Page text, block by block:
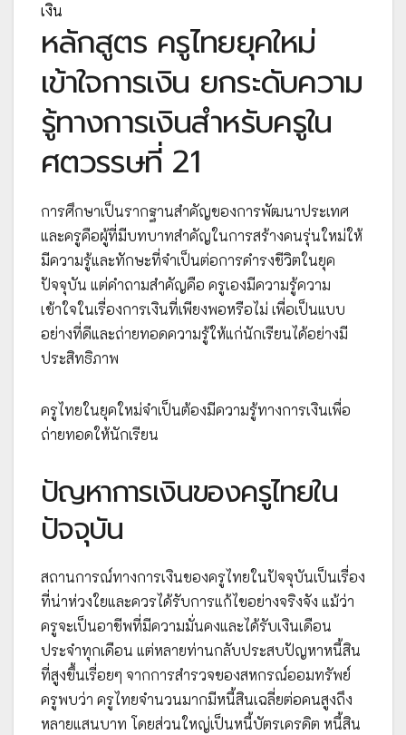
เงิน
หลักสูตร ครูไทยยุคใหม่
เข้าใจการเงิน ยกระดับความ
รู้ทางการเงินสำหรับครูใน
ศตวรรษที่ 21
การศึกษาเป็นรากฐานสำคัญของการพัฒนาประเทศ
และครูคือผู้ที่มีบทบาทสำคัญในการสร้างคนรุ่นใหม่ให้
มีความรู้และทักษะที่จำเป็นต่อการดำรงชีวิตในยุค
ปัจจุบัน แต่คำถามสำคัญคือ ครูเองมีความรู้ความ
เข้าใจในเรื่องการเงินที่เพียงพอหรือไม่ เพื่อเป็นแบบ
อย่างที่ดีและถ่ายทอดความรู้ให้แก่นักเรียนได้อย่างมี
ประสิทธิภาพ
ครูไทยในยุคใหม่จำเป็นต้องมีความรู้ทางการเงินเพื่อ
ถ่ายทอดให้นักเรียน
ปัญหาการเงินของครูไทยใน
ปัจจุบัน
สถานการณ์ทางการเงินของครูไทยในปัจจุบันเป็นเรื่อง
ที่น่าห่วงใยและควรได้รับการแก้ไขอย่างจริงจัง แม้ว่า
ครูจะเป็นอาชีพที่มีความมั่นคงและได้รับเงินเดือน
ประจำทุกเดือน แต่หลายท่านกลับประสบปัญหาหนี้สิน
ที่สูงขึ้นเรื่อยๆ จากการสำรวจของสหกรณ์ออมทรัพย์
ครูพบว่า ครูไทยจำนวนมากมีหนี้สินเฉลี่ยต่อคนสูงถึง
หลายแสนบาท โดยส่วนใหญ่เป็นหนี้บัตรเครดิต หนี้สิน